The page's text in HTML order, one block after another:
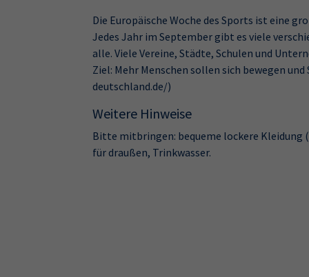
Die Europäische Woche des Sports ist eine
Jedes Jahr im September gibt es viele
alle. Viele Vereine, Städte, Schulen und
Ziel: Mehr Menschen sollen sich bewegen
deutschland.de/)
Weitere Hinweise
Bitte mitbringen: bequeme lockere Kleidung
für draußen, Trinkwasser.